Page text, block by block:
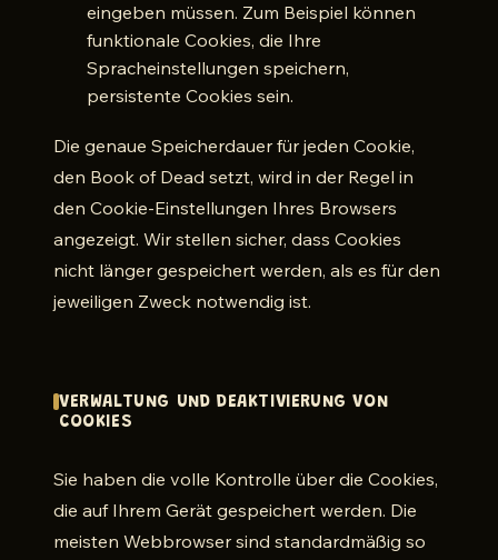
eingeben müssen. Zum Beispiel können
funktionale Cookies, die Ihre
Spracheinstellungen speichern,
persistente Cookies sein.
Die genaue Speicherdauer für jeden Cookie,
den Book of Dead setzt, wird in der Regel in
den Cookie-Einstellungen Ihres Browsers
angezeigt. Wir stellen sicher, dass Cookies
nicht länger gespeichert werden, als es für den
jeweiligen Zweck notwendig ist.
VERWALTUNG UND DEAKTIVIERUNG VON
COOKIES
Sie haben die volle Kontrolle über die Cookies,
die auf Ihrem Gerät gespeichert werden. Die
meisten Webbrowser sind standardmäßig so